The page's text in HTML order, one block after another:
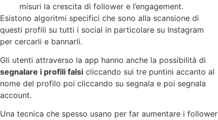
misuri la crescita di follower e l’engagement.
Esistono algoritmi specifici che sono alla scansione di
questi profili su tutti i social in particolare su Instagram
per cercarli e bannarli.
Gli utenti attraverso la app hanno anche la possibilità di
segnalare i profili falsi cliccando sui tre puntini accanto al
nome del profilo poi cliccando su segnala e poi segnala
account.
Una tecnica che spesso usano per far aumentare i follower